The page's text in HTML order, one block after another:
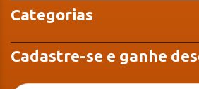
Categorias
Cadastre-se e ganhe